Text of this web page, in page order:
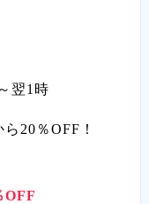
翌1時
20％OFF！
OFF